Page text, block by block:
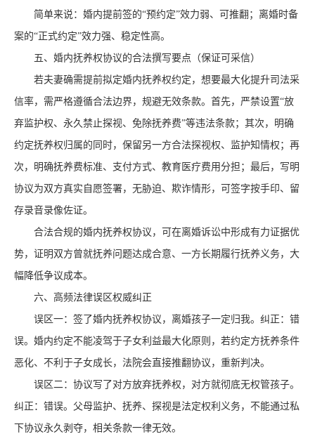
简单来说：婚内提前签的“预约定”效力弱、可推翻；离婚时备
案的“正式约定”效力强、稳定性高。
五、婚内抚养权协议的合法撰写要点（保证可采信）
若夫妻确需提前拟定婚内抚养权约定，想要最大化提升司法采
信率，需严格遵循合法边界，规避无效条款。首先，严禁设置“放
弃监护权、永久禁止探视、免除抚养费”等违法条款；其次，明确
约定抚养权归属的同时，保留另一方合法探视权、监护知情权；再
次，明确抚养费标准、支付方式、教育医疗费用分担；最后，写明
协议为双方真实自愿签署，无胁迫、欺诈情形，可签字按手印、留
存录音录像佐证。
合法合规的婚内抚养权协议，可在离婚诉讼中形成有力证据优
势，证明双方曾就抚养问题达成合意、一方长期履行抚养义务，大
幅降低争议成本。
六、高频法律误区权威纠正
误区一：签了婚内抚养权协议，离婚孩子一定归我。纠正：错
误。婚内约定不能凌驾于子女利益最大化原则，若约定方抚养条件
恶化、不利于子女成长，法院会直接推翻协议，重新判决。
误区二：协议写了对方放弃抚养权，对方就彻底无权管孩子。
纠正：错误。父母监护、抚养、探视是法定权利义务，不能通过私
下协议永久剥夺，相关条款一律无效。